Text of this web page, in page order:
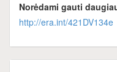
Norėdami gauti
http://era.int/421DV134e